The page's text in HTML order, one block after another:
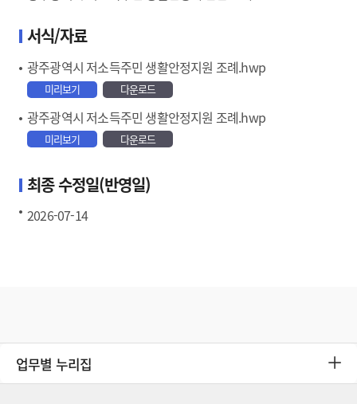
서식/자료
광주광역시 저소득주민 생활안정지원 조례.hwp
미리보기 다운로드
광주광역시 저소득주민 생활안정지원 조례.hwp
미리보기 다운로드
최종 수정일(반영일)
2026-07-14
업무별 누리집